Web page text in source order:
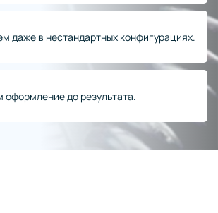
даже в нестандартных конфигурациях.
оформление до результата.